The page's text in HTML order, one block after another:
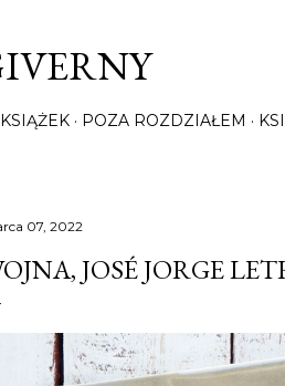
POZA ROZDZIAŁEM
07, 2022
JOSÉ JORGE